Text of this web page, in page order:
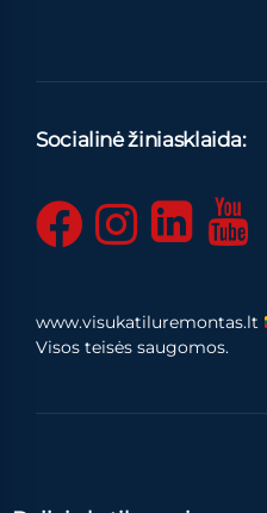
Socialinė žiniasklaida:
www.visukatiluremontas.lt
Visos teisės saugomos.